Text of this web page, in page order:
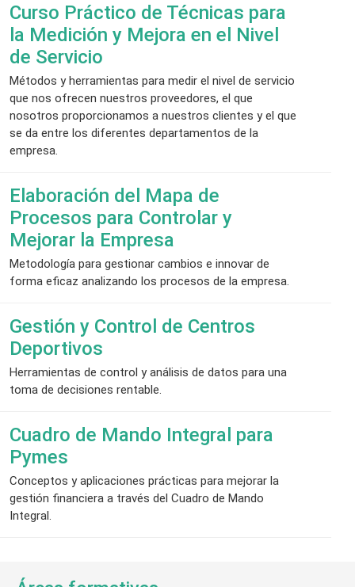
Curso Práctico de Técnicas para
la Medición y Mejora en el Nivel
de Servicio
Métodos y herramientas para medir el nivel de servicio
que nos ofrecen nuestros proveedores, el que
nosotros proporcionamos a nuestros clientes y el que
se da entre los diferentes departamentos de la
empresa.
Elaboración del Mapa de
Procesos para Controlar y
Mejorar la Empresa
Metodología para gestionar cambios e innovar de
forma eficaz analizando los procesos de la empresa.
Gestión y Control de Centros
Deportivos
Herramientas de control y análisis de datos para una
toma de decisiones rentable.
Cuadro de Mando Integral para
Pymes
Conceptos y aplicaciones prácticas para mejorar la
gestión financiera a través del Cuadro de Mando
Integral.